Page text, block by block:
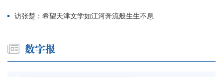
访张楚：希望天津文学如江河奔流般生生不息